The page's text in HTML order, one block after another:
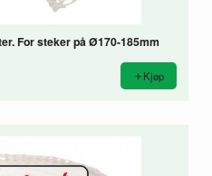
For steker på Ø170-185mm
Kjøp